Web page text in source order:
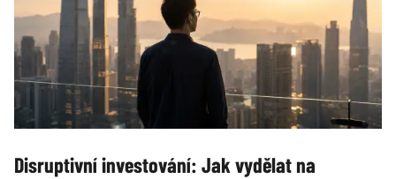
Disruptivní investování: Jak vydělat na